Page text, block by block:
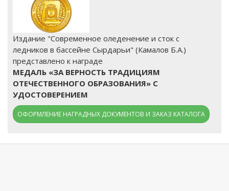
Издание "Современное оледенение и сток с
ледников в бассейне Сырдарьи" (Камалов Б.А.)
представлено к награде
МЕДАЛЬ «ЗА ВЕРНОСТЬ ТРАДИЦИЯМ
ОТЕЧЕСТВЕННОГО ОБРАЗОВАНИЯ» С
УДОСТОВЕРЕНИЕМ
ОФОРМЛЕНИЕ НАГРАДНЫХ ДОКУМЕНТОВ И ЗАКАЗ КАТАЛОГА